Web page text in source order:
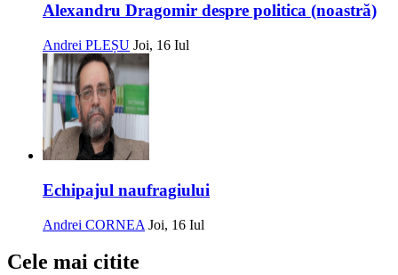
Alexandru Dragomir despre politica (noastră)
Andrei PLEȘU Joi, 16 Iul
Echipajul naufragiului
Andrei CORNEA Joi, 16 Iul
Cele mai citite